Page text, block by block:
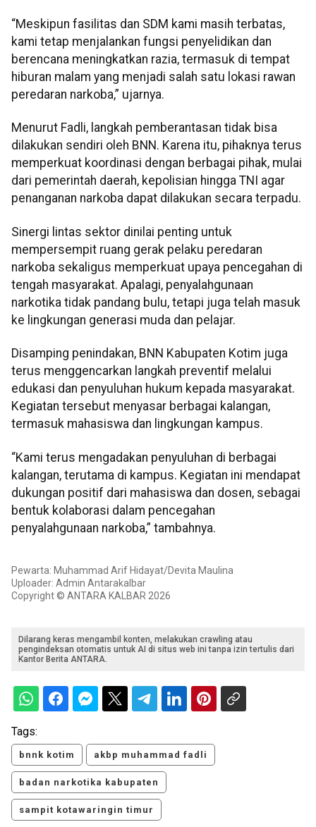
“Meskipun fasilitas dan SDM kami masih terbatas,
kami tetap menjalankan fungsi penyelidikan dan
berencana meningkatkan razia, termasuk di tempat
hiburan malam yang menjadi salah satu lokasi rawan
peredaran narkoba,” ujarnya.
Menurut Fadli, langkah pemberantasan tidak bisa
dilakukan sendiri oleh BNN. Karena itu, pihaknya terus
memperkuat koordinasi dengan berbagai pihak, mulai
dari pemerintah daerah, kepolisian hingga TNI agar
penanganan narkoba dapat dilakukan secara terpadu.
Sinergi lintas sektor dinilai penting untuk
mempersempit ruang gerak pelaku peredaran
narkoba sekaligus memperkuat upaya pencegahan di
tengah masyarakat. Apalagi, penyalahgunaan
narkotika tidak pandang bulu, tetapi juga telah masuk
ke lingkungan generasi muda dan pelajar.
Disamping penindakan, BNN Kabupaten Kotim juga
terus menggencarkan langkah preventif melalui
edukasi dan penyuluhan hukum kepada masyarakat.
Kegiatan tersebut menyasar berbagai kalangan,
termasuk mahasiswa dan lingkungan kampus.
“Kami terus mengadakan penyuluhan di berbagai
kalangan, terutama di kampus. Kegiatan ini mendapat
dukungan positif dari mahasiswa dan dosen, sebagai
bentuk kolaborasi dalam pencegahan
penyalahgunaan narkoba,” tambahnya.
Pewarta: Muhammad Arif Hidayat/Devita Maulina
Uploader: Admin Antarakalbar
Copyright © ANTARA KALBAR 2026
Dilarang keras mengambil konten, melakukan crawling atau
pengindeksan otomatis untuk AI di situs web ini tanpa izin tertulis dari
Kantor Berita ANTARA.
Tags:
bnnk kotim akbp muhammad fadli
badan narkotika kabupaten
sampit kotawaringin timur